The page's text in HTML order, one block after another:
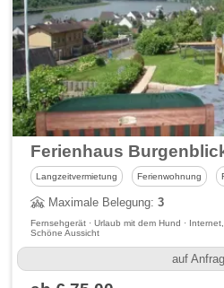
Langzeitvermietung Ferienwohnung
Maximale Belegung:3
Fernsehgerät · Urlaub mit dem Hund ·
Schöne Aussicht
auf